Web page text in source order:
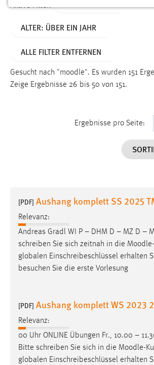
Aktive Filter:
ALTER: ÜBER EIN JAHR
ALLE FILTER ENTFERNEN
Gesucht nach "moodle". Es wurden 151
Zeige Ergebnisse 26 bis 50 von 151.
Ergebnisse pro Seite:
[PDF] Aushang komplett SS 2025
Relevanz:
Andreas Gradl WI P – DHM D – MZ D –
schreiben Sie sich zeitnah in die Moodle
globalen Einschreibeschlüssel erhalten
besuchen Sie die erste Vorlesung
[PDF] Aushang komplett WS 2023
Relevanz:
00 Uhr ONLINE Übungen Fr., 10.00 –
Bitte schreiben Sie sich in die Moodle-
globalen Einschreibeschlüssel erhalten
Funktionen und sind für die
Name:
Dieser Cookie speichert die
Performance
Name:
staticfilecache
Zweck:
Für performante Seitenauslieferung wird
gespeichert, ob man eingeloggt ist.
Name:
site-language-preference
Zweck:
Das Cookie speichert die gewählte